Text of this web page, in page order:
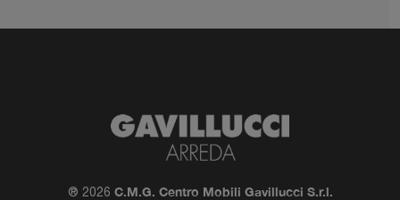
® 2026 C.M.G. Centro Mobili Gavillucci S.r.l.